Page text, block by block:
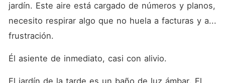
jardín. Este aire está cargado de números y planos,
necesito respirar algo que no huela a facturas y a...
frustración.
Él asiente de inmediato, casi con alivio.
El jardín de la tarde es un baño de luz ámbar. El